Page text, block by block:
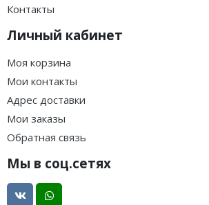
Контакты
Личный кабинет
Моя корзина
Мои контакты
Адрес доставки
Мои заказы
Обратная связь
Мы в соц.сетях